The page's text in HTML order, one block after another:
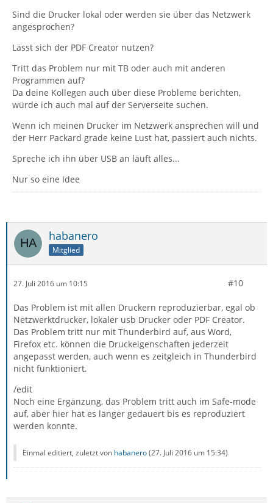
Sind die Drucker lokal oder werden sie über das Netzwerk
angesprochen?
Lässt sich der PDF Creator nutzen?
Tritt das Problem nur mit TB oder auch mit anderen
Programmen auf?
Da deine Kollegen auch über diese Probleme berichten,
würde ich auch mal auf der Serverseite suchen.
Wenn ich meinen Drucker im Netzwerk ansprechen will und
der Herr Packard grade keine Lust hat, passiert auch nichts.
Spreche ich ihn über USB an läuft alles...
Nur so eine Idee
habanero
Mitglied
27. Juli 2016 um 10:15 #10
Das Problem ist mit allen Druckern reproduzierbar, egal ob
Netzwerktdrucker, lokaler usb Drucker oder PDF Creator.
Das Problem tritt nur mit Thunderbird auf, aus Word,
Firefox etc. können die Druckeigenschaften jederzeit
angepasst werden, auch wenn es zeitgleich in Thunderbird
nicht funktioniert.
/edit
Noch eine Ergänzung, das Problem tritt auch im Safe-mode
auf, aber hier hat es länger gedauert bis es reproduziert
werden konnte.
Einmal editiert, zuletzt von habanero(27. Juli 2016 um 15:34)